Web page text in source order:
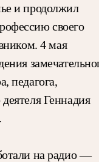
и продолжил
своего
4 мая
педагога,
Геннадия
на радио —